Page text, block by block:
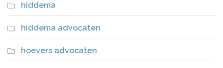
hiddema
hiddema advocaten
hoevers advocaten